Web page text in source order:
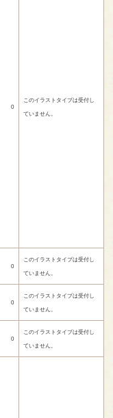
0
このイラストタイプは受付し
ていません。
0
このイラストタイプは受付し
ていません。
0
このイラストタイプは受付し
ていません。
0
このイラストタイプは受付し
ていません。